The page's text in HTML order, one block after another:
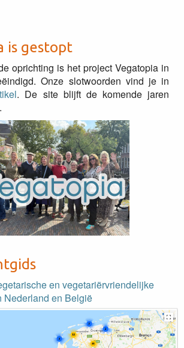
is gestopt
oprichting is het project Vegatopia in
Onze slotwoorden vind je in
. De site blijft de komende jaren
en vegetariërvriendelijke
Nederland en België